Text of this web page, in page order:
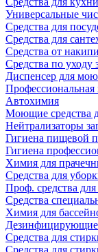
Универсальные
Средства для
Средства для
Средства от накипи
Средства по уходу
Диспенсер для
Автохимия
Моющие средства
Нейтрализаторы
Гигиена пищевой
Гигиена
Химия для
Средства для
Проф. средства
Средства
Химия для
Дезинфицирующие
Средства для